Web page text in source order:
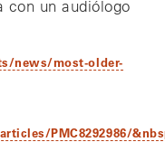
un audiólogo
news/most-older-
PMC8292986/